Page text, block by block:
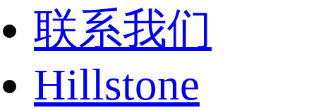
联系我们
Hillstone